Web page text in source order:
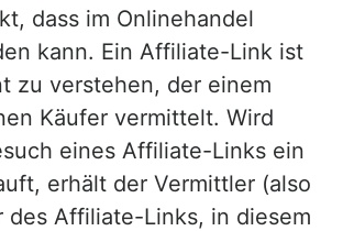
dass im Onlinehandel
kann. Ein Affiliate-Link ist
zu verstehen, der einem
Käufer vermittelt. Wird
eines Affiliate-Links ein
erhält der Vermittler (also
des Affiliate-Links, in diesem